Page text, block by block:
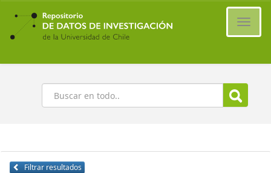
Ir
contenido
principal
Buscar
Filtrar resultados